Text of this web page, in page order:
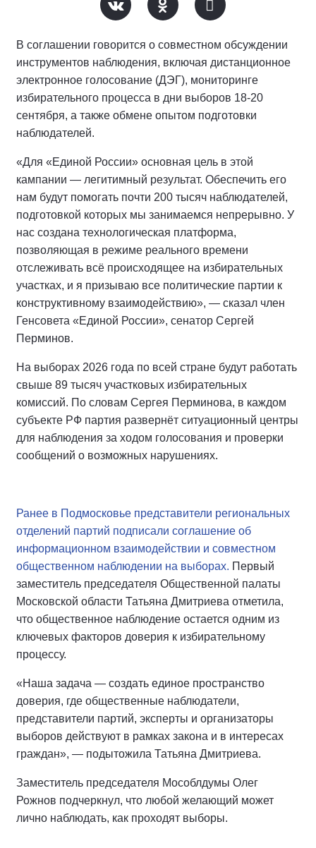
В соглашении говорится о совместном обсуждении
инструментов наблюдения, включая дистанционное
электронное голосование (ДЭГ), мониторинге
избирательного процесса в дни выборов 18-20
сентября, а также обмене опытом подготовки
наблюдателей.
«Для «Единой России» основная цель в этой
кампании — легитимный результат. Обеспечить его
нам будут помогать почти 200 тысяч наблюдателей,
подготовкой которых мы занимаемся непрерывно. У
нас создана технологическая платформа,
позволяющая в режиме реального времени
отслеживать всё происходящее на избирательных
участках, и я призываю все политические партии к
конструктивному взаимодействию», — сказал член
Генсовета «Единой России», сенатор Сергей
Перминов.
На выборах 2026 года по всей стране будут работать
свыше 89 тысяч участковых избирательных
комиссий. По словам Сергея Перминова, в каждом
субъекте РФ партия развернёт ситуационный центры
для наблюдения за ходом голосования и проверки
сообщений о возможных нарушениях.
Ранее в Подмосковье представители региональных
отделений партий подписали соглашение об
информационном взаимодействии и совместном
общественном наблюдении на выборах. Первый
заместитель председателя Общественной палаты
Московской области Татьяна Дмитриева отметила,
что общественное наблюдение остается одним из
ключевых факторов доверия к избирательному
процессу.
«Наша задача — создать единое пространство
доверия, где общественные наблюдатели,
представители партий, эксперты и организаторы
выборов действуют в рамках закона и в интересах
граждан», — подытожила Татьяна Дмитриева.
Заместитель председателя Мособлдумы Олег
Рожнов подчеркнул, что любой желающий может
лично наблюдать, как проходят выборы.